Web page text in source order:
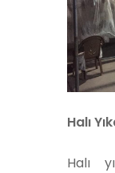
Halı
Halı